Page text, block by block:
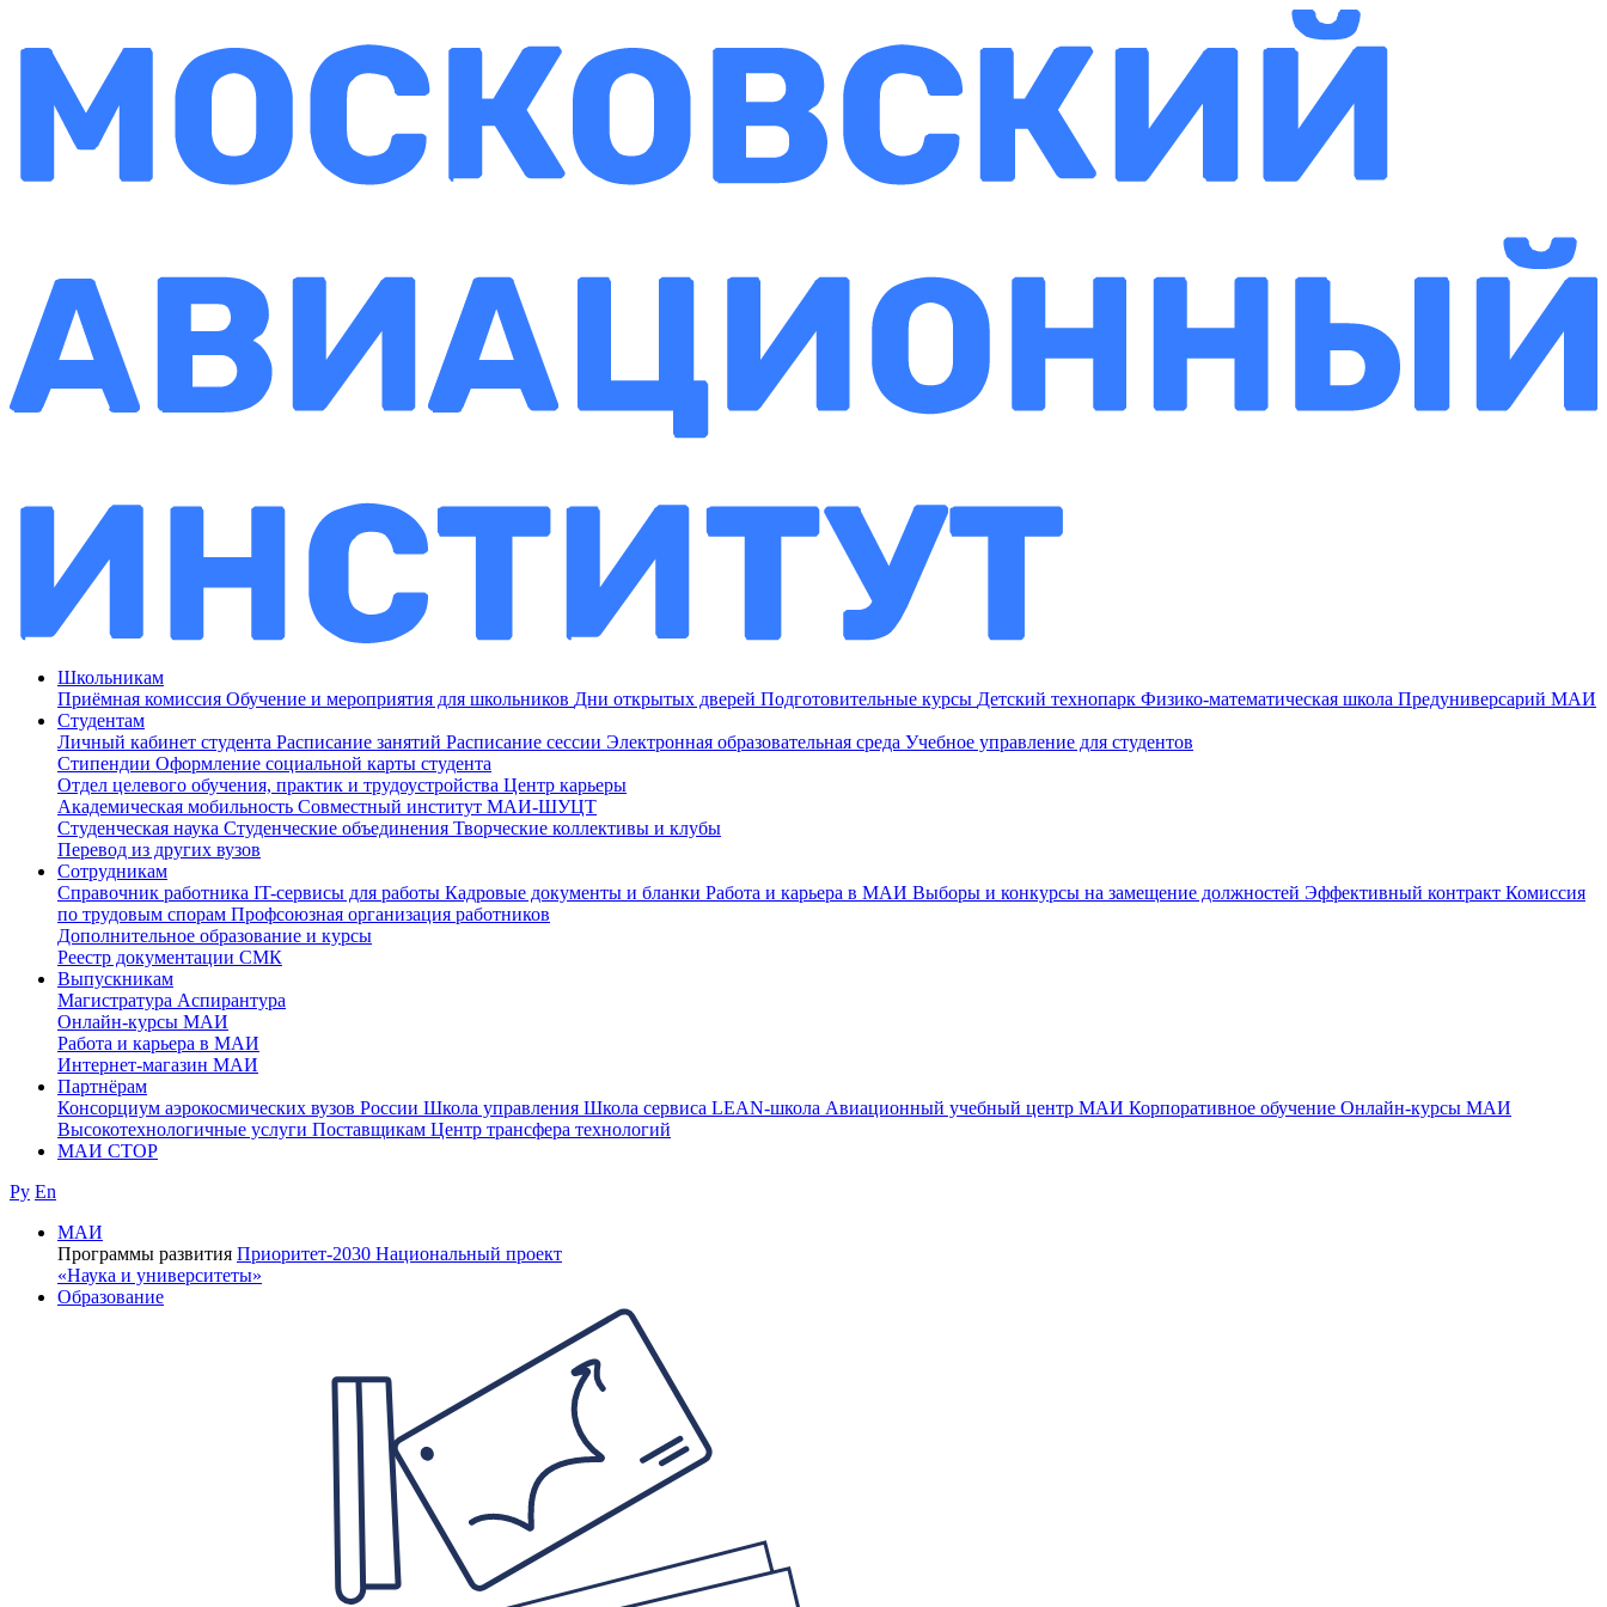
Школьникам
Приёмная комиссия Обучение и мероприятия для школьников Дни открытых дверей Подготовительные курсы Детский технопарк Физико-математическая школа Предуниверсарий МАИ
Студентам
Личный кабинет студента Расписание занятий Расписание сессии Электронная образовательная среда Учебное управление для студентов
Стипендии Оформление социальной карты студента
Отдел целевого обучения, практик и трудоустройства Центр карьеры
Академическая мобильность Совместный институт МАИ-ШУЦТ
Студенческая наука Студенческие объединения Творческие коллективы и клубы
Перевод из других вузов
Сотрудникам
Cправочник работника IT-сервисы для работы Кадровые документы и бланки Работа и карьера в МАИ Выборы и конкурсы на замещение должностей Эффективный контракт Комиссия
по трудовым спорам Профсоюзная организация работников
Дополнительное образование и курсы
Реестр документации СМК
Выпускникам
Магистратура Аспирантура
Онлайн-курсы МАИ
Работа и карьера в МАИ
Интернет-магазин МАИ
Партнёрам
Консорциум аэрокосмических вузов России Школа управления Школа сервиса LEAN-школа Авиационный учебный центр МАИ Корпоративное обучение Онлайн-курсы МАИ
Высокотехнологичные услуги Поставщикам Центр трансфера технологий
МАИ СТОР
Ру En
МАИ
Программы развития Приоритет-2030 Национальный проект
«Наука и университеты»
Образование